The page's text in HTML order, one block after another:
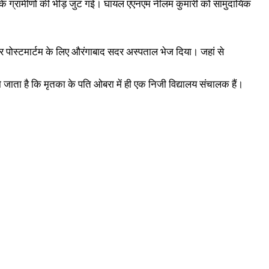
की भीड़ जुट गई। घायल एएनएम नीलम कुमारी को सामुदायिक
के लिए औरंगाबाद सदर अस्पताल भेज दिया। जहां से
जाता है कि मृतका के पति ओबरा में ही एक निजी विद्यालय संचालक हैं।